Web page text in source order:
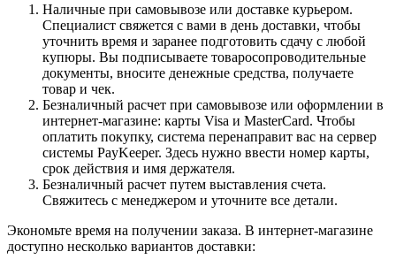
Наличные при самовывозе или доставке курьером.
Специалист свяжется с вами в день доставки, чтобы
уточнить время и заранее подготовить сдачу с любой
купюры. Вы подписываете товаросопроводительные
документы, вносите денежные средства, получаете
товар и чек.
Безналичный расчет при самовывозе или оформлении в
интернет-магазине: карты Visa и MasterCard. Чтобы
оплатить покупку, система перенаправит вас на сервер
системы PayKeeper. Здесь нужно ввести номер карты,
срок действия и имя держателя.
Безналичный расчет путем выставления счета.
Свяжитесь с менеджером и уточните все детали.
Экономьте время на получении заказа. В интернет-магазине
доступно несколько вариантов доставки: